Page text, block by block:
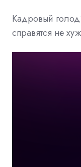
Кадровый
справятся не